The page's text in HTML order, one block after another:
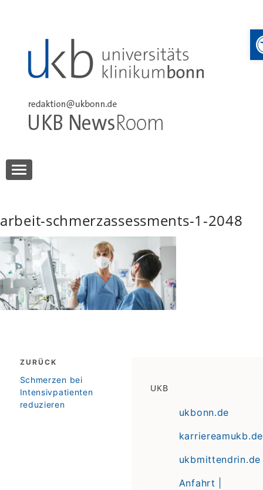
UKB NewsRoom
arbeit-schmerzassessments-1-2048
Beitragsnavigation
ZURÜCK
zurück
Schmerzen bei
Intensivpatienten
reduzieren
UKB
ukbonn.de
karriereamukb.de
ukbmittendrin.de
Anfahrt |